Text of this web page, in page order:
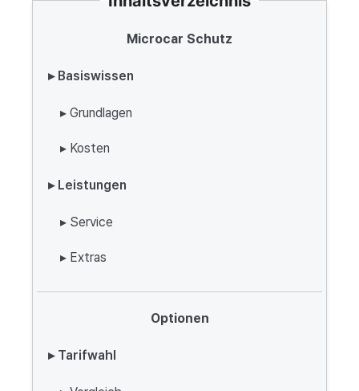
Microcar Schutz
▸ Basiswissen
▸ Grundlagen
▸ Kosten
▸ Leistungen
▸ Service
▸ Extras
Optionen
▸ Tarifwahl